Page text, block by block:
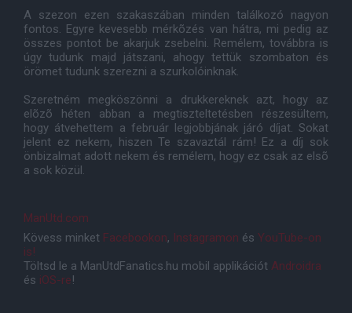
A szezon ezen szakaszában minden találkozó nagyon
fontos. Egyre kevesebb mérkõzés van hátra, mi pedig az
összes pontot be akarjuk zsebelni. Remélem, továbbra is
úgy tudunk majd játszani, ahogy tettük szombaton és
örömet tudunk szerezni a szurkolóinknak.
Szeretném megköszönni a drukkereknek azt, hogy az
elõzõ héten abban a megtiszteltetésben részesültem,
hogy átvehettem a február legjobbjának járó díjat. Sokat
jelent ez nekem, hiszen Te szavaztál rám! Ez a díj sok
önbizalmat adott nekem és remélem, hogy ez csak az elsõ
a sok közül.
ManUtd.com
Kövess minket Facebookon, Instagramon és YouTube-on
is!
Töltsd le a ManUtdFanatics.hu mobil applikációt Androidra
és iOS-re!